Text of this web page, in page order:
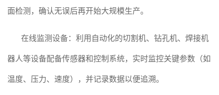
面检测，确认无误后再开始大规模生产。
在线监测设备：利用自动化的切割机、钻孔机、焊接机
器人等设备配备传感器和控制系统，实时监控关键参数（如
温度、压力、速度），并记录数据以便追溯。